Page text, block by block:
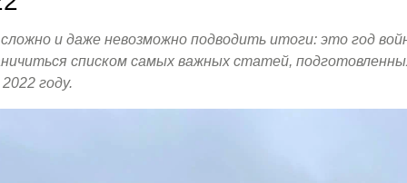
и даже невозможно подводить итоги: это год
списком самых важных статей,
году.